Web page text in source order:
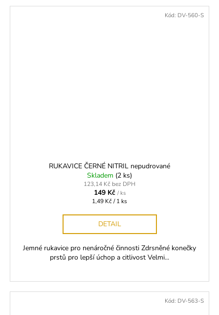
RUKAVICE ČERNÉ NITRIL nepudrované
Skladem (2 ks)
123,14 Kč bez DPH
149 Kč / ks
Měrná
1,49 Kč / 1 ks
DETAIL
Jemné rukavice pro nenáročné činnosti Zdrsněné konečky
prstů pro lepší úchop a citlivost Velmi...
Kód: DV-560-S
Kód: DV-563-S